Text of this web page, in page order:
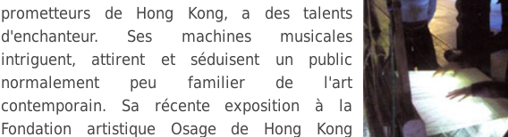
prometteurs de Hong Kong, a des talents
d'enchanteur. Ses machines musicales
intriguent, attirent et séduisent un public
normalement peu familier de l'art
contemporain. Sa récente exposition à la
Fondation artistique Osage de Hong Kong